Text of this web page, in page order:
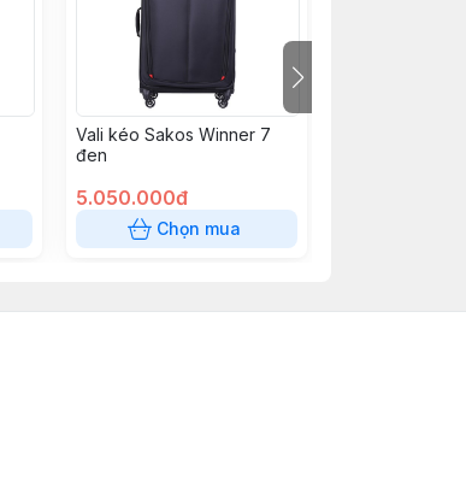
Vali kéo Sakos Winner 7
đen
5.050.000đ
Chọn mua